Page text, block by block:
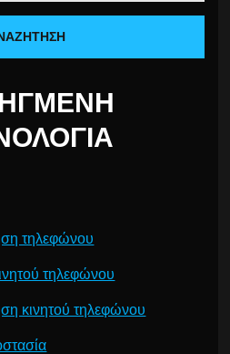
τηλεφώνου
τηλεφώνου
κινητού τηλεφώνου